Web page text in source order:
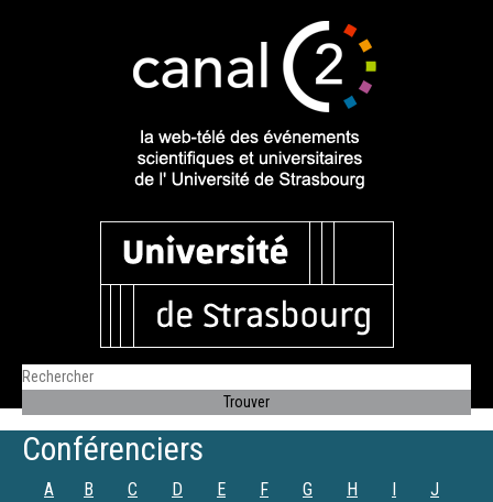
Conférenciers
A B C D E F G H I
J